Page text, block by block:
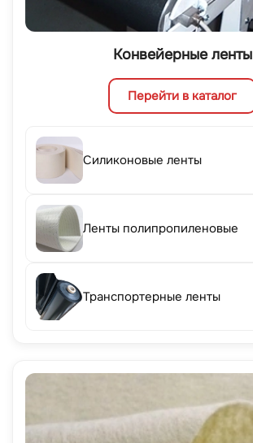
Конвейерные ленты
Перейти в каталог
Силиконовые ленты
Ленты полипропиленовые
Транспортерные ленты